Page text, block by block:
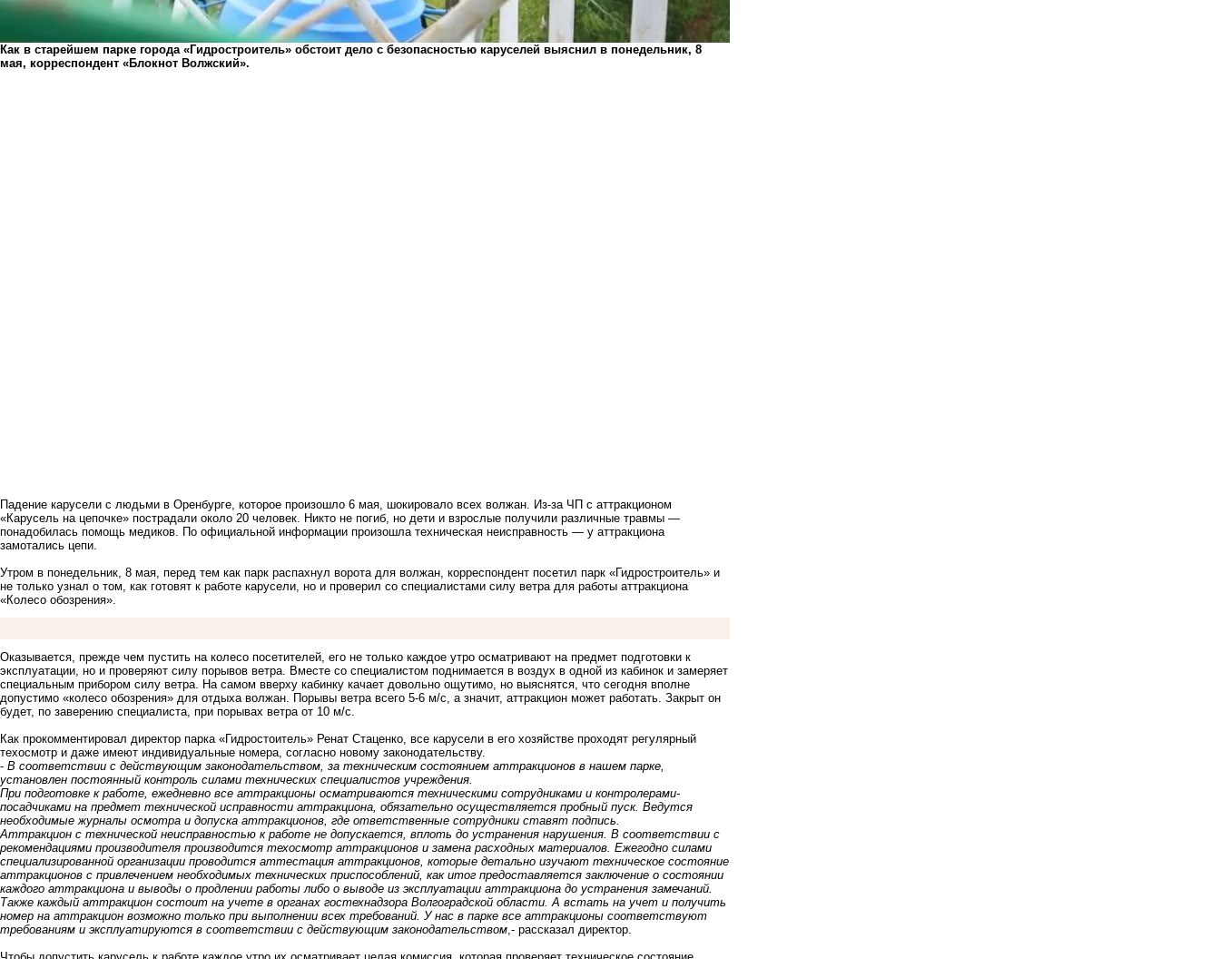
Как в старейшем парке города «Гидростроитель» обстоит дело с безопасностью каруселей выяснил в понедельник, 8
мая, корреспондент «Блокнот Волжский».
Падение карусели с людьми в Оренбурге, которое произошло 6 мая, шокировало всех волжан. Из-за ЧП с аттракционом
«Карусель на цепочке» пострадали около 20 человек. Никто не погиб, но дети и взрослые получили различные травмы —
понадобилась помощь медиков. По официальной информации произошла техническая неисправность — у аттракциона
замотались цепи.
Утром в понедельник, 8 мая, перед тем как парк распахнул ворота для волжан, корреспондент посетил парк «Гидростроитель» и
не только узнал о том, как готовят к работе карусели, но и проверил со специалистами силу ветра для работы аттракциона
«Колесо обозрения».
Оказывается, прежде чем пустить на колесо посетителей, его не только каждое утро осматривают на предмет подготовки к
эксплуатации, но и проверяют силу порывов ветра. Вместе со специалистом поднимается в воздух в одной из кабинок и замеряет
специальным прибором силу ветра. На самом вверху кабинку качает довольно ощутимо, но выяснятся, что сегодня вполне
допустимо «колесо обозрения» для отдыха волжан. Порывы ветра всего 5-6 м/с, а значит, аттракцион может работать. Закрыт он
будет, по заверению специалиста, при порывах ветра от 10 м/с.
Как прокомментировал директор парка «Гидростоитель» Ренат Стаценко, все карусели в его хозяйстве проходят регулярный
техосмотр и даже имеют индивидуальные номера, согласно новому законодательству.
- В соответствии с действующим законодательством, за техническим состоянием аттракционов в нашем парке,
установлен постоянный контроль силами технических специалистов учреждения.
При подготовке к работе, ежедневно все аттракционы осматриваются техническими сотрудниками и контролерами-
посадчиками на предмет технической исправности аттракциона, обязательно осуществляется пробный пуск. Ведутся
необходимые журналы осмотра и допуска аттракционов, где ответственные сотрудники ставят подпись.
Аттракцион с технической неисправностью к работе не допускается, вплоть до устранения нарушения. В соответствии с
рекомендациями производителя производится техосмотр аттракционов и замена расходных материалов. Ежегодно силами
специализированной организации проводится аттестация аттракционов, которые детально изучают техническое состояние
аттракционов с привлечением необходимых технических приспособлений, как итог предоставляется заключение о состоянии
каждого аттракциона и выводы о продлении работы либо о выводе из эксплуатации аттракциона до устранения замечаний.
Также каждый аттракцион состоит на учете в органах гостехнадзора Волгоградской области. А встать на учет и получить
номер на аттракцион возможно только при выполнении всех требований. У нас в парке все аттракционы соответствуют
требованиям и эксплуатируются в соответствии с действующим законодательством,- рассказал директор.